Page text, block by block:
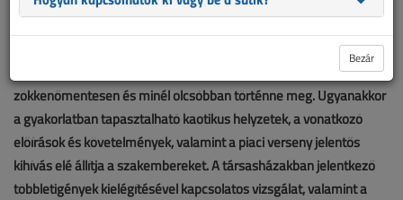
Az ügyfél szeretné, ha a többletigényének kielégítése gyorsan,
zökkenőmentesen és minél olcsóbban történne meg. Ugyanakkor
a gyakorlatban tapasztalható kaotikus helyzetek, a vonatkozó
előírások és követelmények, valamint a piaci verseny jelentős
kihívás elé állítja a szakembereket. A társasházakban jelentkező
többletigények kielégítésével kapcsolatos vizsgálat, valamint a
Bezár